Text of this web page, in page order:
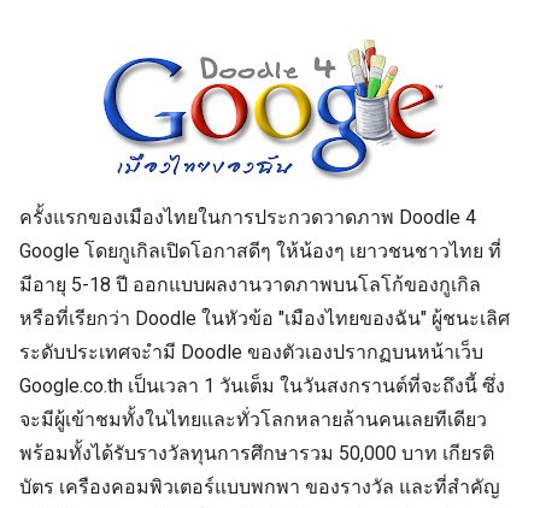
ครั้งแรกของเมืองไทยในการประกวดวาดภาพ Doodle 4
Google โดยกูเกิลเปิดโอกาสดีๆ ให้น้องๆ เยาวชนชาวไทย ที่
มีอายุ 5-18 ปี ออกแบบผลงานวาดภาพบนโลโก้ของกูเกิล
หรือที่เรียกว่า Doodle ในหัวข้อ "เมืองไทยของฉัน" ผู้ชนะเลิศ
ระดับประเทศจะำมี Doodle ของตัวเองปรากฏบนหน้าเว็บ
Google.co.th เป็นเวลา 1 วันเต็ม ในวันสงกรานต์ที่จะถึงนี้ ซึ่ง
จะมีผู้เข้าชมทั้งในไทยและทั่วโลกหลายล้านคนเลยทีเดียว
พร้อมทั้งได้รับรางวัลทุนการศึกษารวม 50,000 บาท เกียรติ
บัตร เครืองคอมพิวเตอร์แบบพกพา ของรางวัล และที่สำคัญ